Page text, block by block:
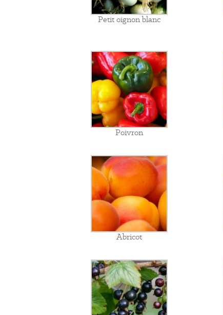
Petit oignon blanc
Poivron
Abricot